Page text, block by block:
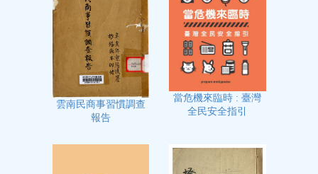
雲南民商事習慣調查
報告
當危機來臨時 : 臺灣
全民安全指引